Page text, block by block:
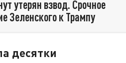
утерян взвод. Срочное
Зеленского к Трампу
десятки